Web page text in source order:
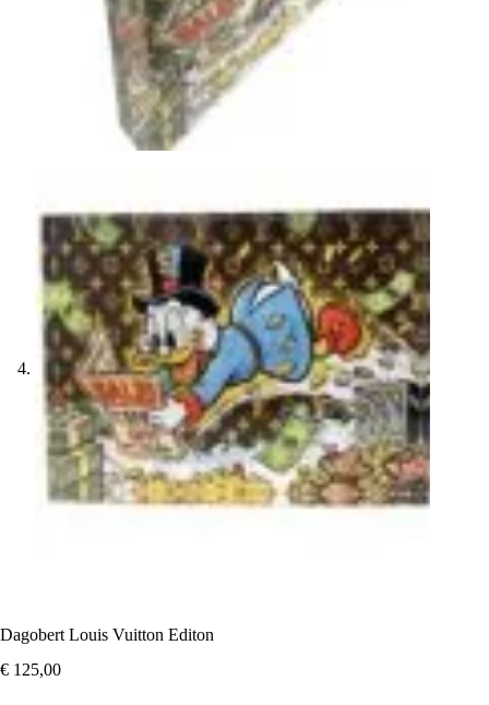
Dagobert Louis Vuitton Editon
€ 125,00